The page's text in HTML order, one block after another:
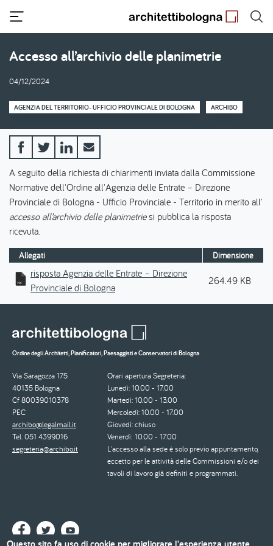
contenuto
principale
Accesso all’archivio delle planimetrie
04/12/2024
AGENZIA DEL TERRITORIO- UFFICIO PROVINCIALE DI BOLOGNA ARCHIBO
A seguito della richiesta di chiarimenti inviata dalla Commissione
Normative dell'Ordine all'Agenzia delle Entrate – Direzione
Provinciale di Bologna - Ufficio Provinciale - Territorio in merito all'
accesso all’archivio delle planimetriesi pubblica la risposta
ricevuta.
Allegati Dimensione
risposta Agenzia delle Entrate – Direzione
Provinciale di Bologna
264.49 KB
Ordine degli Architetti, Pianificatori, Paesaggisti e Conservatori di Bologna
Via Saragozza 175
40135 Bologna
Cf 80039010378
PEC
archibo@legalmail.it
Tel. 051 4399016
segreteria@archibo.it
Orari apertura Segreteria:
Lunedì: 10.00 - 17.00
Martedì: 10.00 - 13.00
Mercoledì: 10.00 - 17.00
Giovedì: chiuso
Venerdì: 10.00 - 17.00
L'accesso alla sede è solo previo appuntamento,
eccetto per le attività delle Commissioni e/o dei
tavoli di lavoro già definiti e programmati.